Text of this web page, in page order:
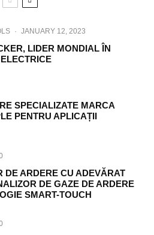
· JANUARY 12, 2023
LIDER MONDIAL ÎN
SPECIALIZATE MARCA
PENTRU APLICAȚII
DE ARDERE CU ADEVĂRAT
DE GAZE DE ARDERE
SMART-TOUCH